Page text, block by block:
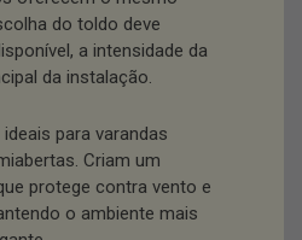
do toldo deve
a intensidade da
da instalação.
ideais para varandas
Criam um
protege contra vento e
o ambiente mais